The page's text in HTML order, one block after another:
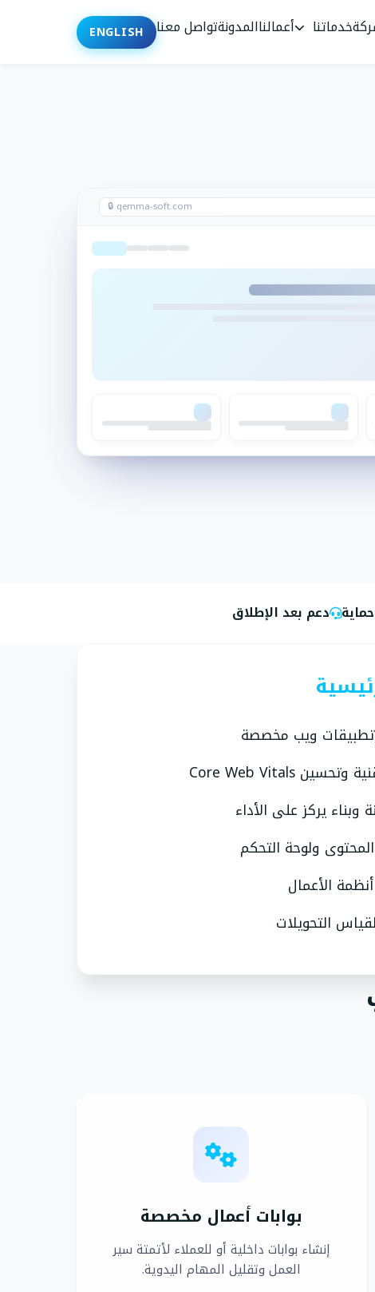
خدماتنا أعمالناالمدونةتواصل معنا ENGLISH
🔒 qemma-soft.com
دعم بعد الإطلاق
ويب مخصصة
وبناء يركز على الأداء
ولوحة التحكم
التحويلات
بوابات أعمال مخصصة
إنشاء بوابات داخلية أو للعملاء لأتمتة سير
العمل وتقليل المهام اليدوية.